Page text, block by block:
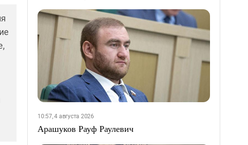
10:57, 4 августа 2026
Арашуков Рауф Раулевич